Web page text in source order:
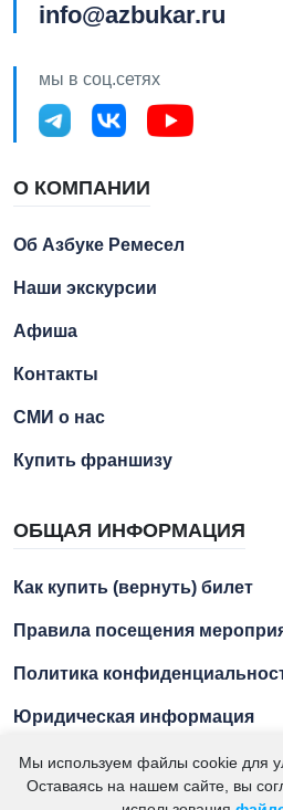
info@azbukar.ru
мы в соц.сетях
О КОМПАНИИ
Об Азбуке Ремесел
Наши экскурсии
Афиша
Контакты
СМИ о нас
Купить франшизу
ОБЩАЯ ИНФОРМАЦИЯ
Как купить (вернуть) билет
Правила посещения
Политика
Юридическая информация
Мы используем файлы cookie для
Оставаясь на нашем сайте, вы